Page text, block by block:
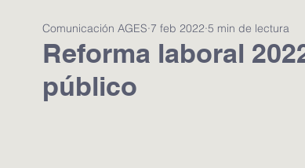
Reforma laboral
público
Comunicación AGES 7 feb 2022 5 min de lectura